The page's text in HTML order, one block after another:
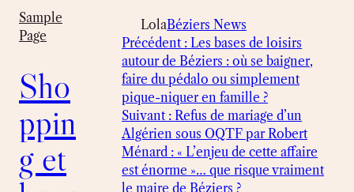
Sample
Page
Sho
ppin
g et
LolaBéziers News
Précédent : Les bases de loisirs
autour de Béziers : où se baigner,
faire du pédalo ou simplement
pique-niquer en famille ?
Suivant : Refus de mariage d’un
Algérien sous OQTF par Robert
Ménard : « L’enjeu de cette affaire
est énorme »… que risque vraiment
le maire de Béziers ?